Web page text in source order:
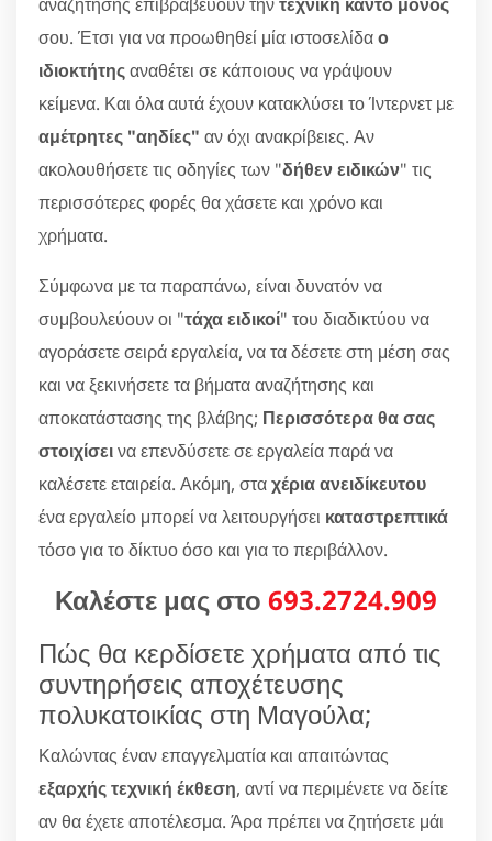
σου. Έτσι για να προωθηθεί μία ιστοσελίδαο
ιδιοκτήτηςαναθέτει σε κάποιους να γράψουν
κείμενα. Και όλα αυτά έχουν κατακλύσει το Ίντερνετ με
αμέτρητες "αηδίες" αν όχι ανακρίβειες. Αν
ακολουθήσετε τις οδηγίες των "δήθεν ειδικών" τις
περισσότερες φορές θα χάσετε και χρόνο και
χρήματα.
Σύμφωνα με τα παραπάνω, είναι δυνατόν να
συμβουλεύουν οι "τάχα ειδικοί" του διαδικτύου να
αγοράσετε σειρά εργαλεία, να τα δέσετε στη μέση σας
και να ξεκινήσετε τα βήματα αναζήτησης και
αποκατάστασης της βλάβης; Περισσότερα θα σας
στοιχίσεινα επενδύσετε σε εργαλεία παρά να
καλέσετε εταιρεία. Ακόμη, σταχέρια ανειδίκευτου
ένα εργαλείο μπορεί να λειτουργήσει καταστρεπτικά
τόσο για το δίκτυο όσο και για το περιβάλλον.
Καλέστε μας στο 693.2724.909
Πώς θα κερδίσετε χρήματα από τις
συντηρήσεις αποχέτευσης
πολυκατοικίας στη Μαγούλα;
Καλώντας έναν επαγγελματία και απαιτώντας
εξαρχής τεχνική έκθεση, αντί να περιμένετε να δείτε
αν θα έχετε αποτέλεσμα. Άρα πρέπει να ζητήσετε μάι